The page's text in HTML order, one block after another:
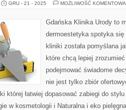
GRU - 21 - 2025 MOŻLIWOŚĆ
Gdańska Klinika Urody to
dermoestetyka spotyka
kliniki została pomyślana
które chcą lepiej
podejmować świadome
nie jest tylko zbiór
której łatwiej dopasować zabiegi do
w kosmetologii i Naturalna i eko